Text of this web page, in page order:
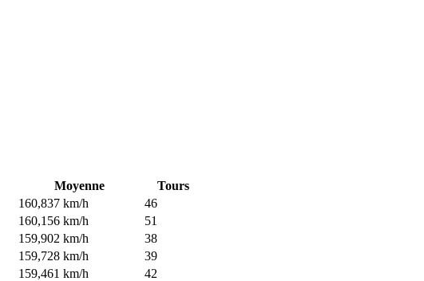
Moyenne
Tours
160,837 km/h
46
160,156 km/h
51
159,902 km/h
38
159,728 km/h
39
159,461 km/h
42